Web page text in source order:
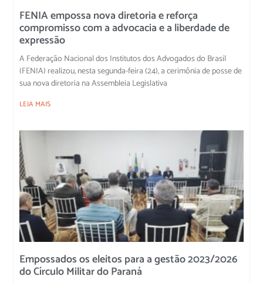
FENIA empossa nova diretoria e reforça
compromisso com a advocacia e a liberdade de
expressão
A Federação Nacional dos Institutos dos Advogados do Brasil
(FENIA) realizou, nesta segunda-feira (24), a cerimônia de posse de
sua nova diretoria na Assembleia Legislativa
LEIA MAIS
Empossados os eleitos para a gestão 2023/2026
do Círculo Militar do Paraná